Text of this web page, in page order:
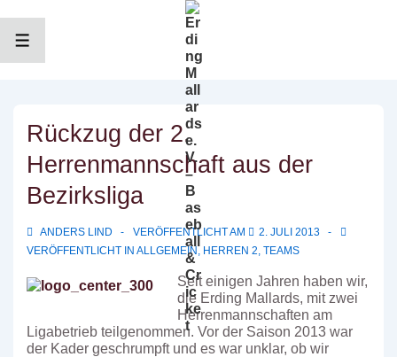
InhaltMENÜ
Rückzug der 2.
Herrenmannschaft aus der
Bezirksliga
ANDERS LIND VERÖFFENTLICHT AM
2. JULI 2013
VERÖFFENTLICHT IN ALLGEMEIN , HERREN 2, TEAMS
Seit einigen Jahren haben wir,
die Erding Mallards, mit zwei
Herrenmannschaften am
Ligabetrieb teilgenommen. Vor der Saison 2013 war
der Kader geschrumpft und es war unklar, ob wir